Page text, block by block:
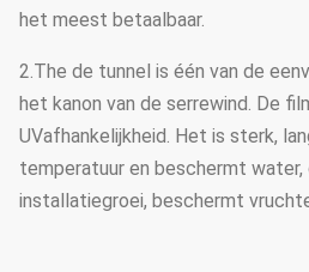
het meest betaalbaar.
2.The de tunnel is één van de
het kanon van de serrewind. De
UVafhankelijkheid. Het is sterk,
temperatuur en beschermt water,
installatiegroei, beschermt